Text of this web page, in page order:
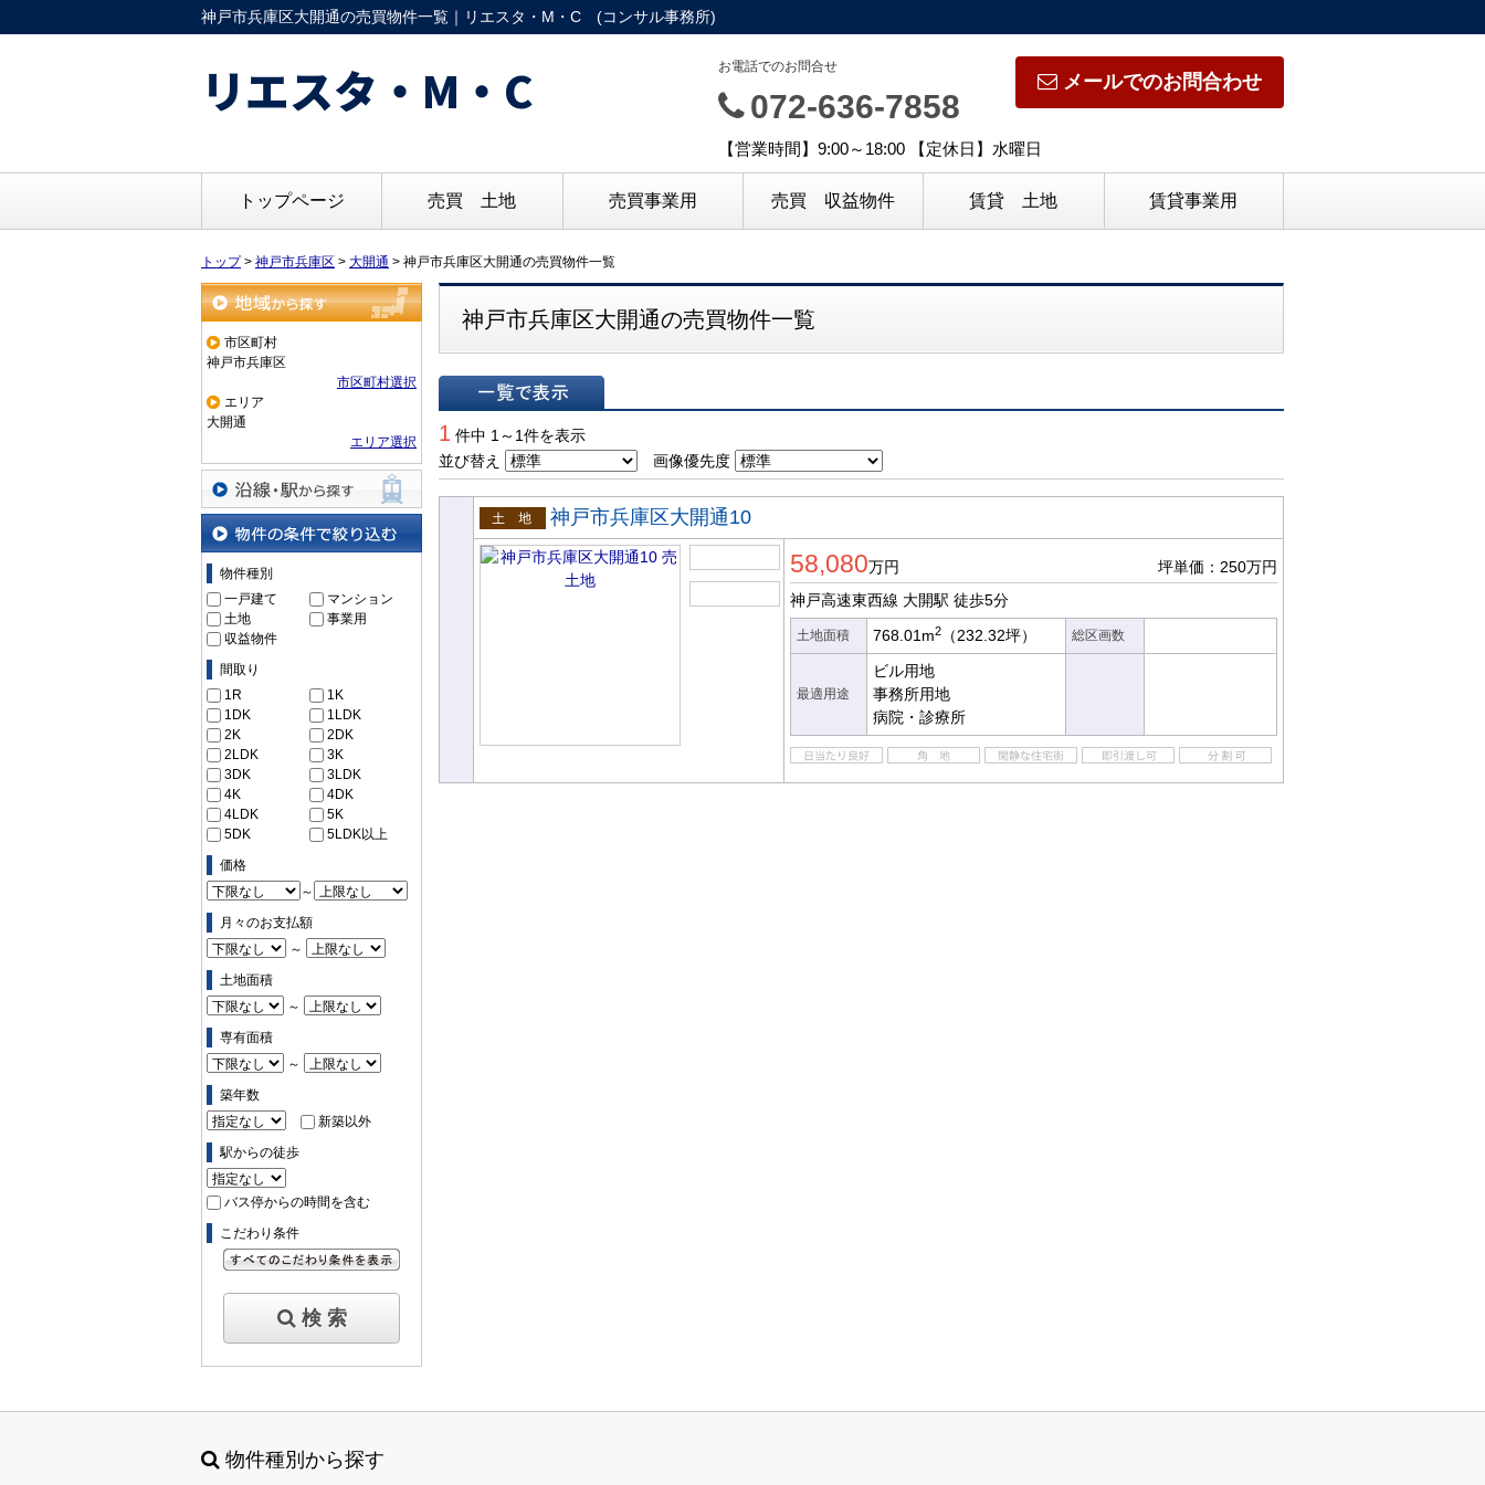
神戸市兵庫区大開通の売買物件一覧｜リエスタ・M・C (コンサル事務所)
リエスタ・M・C メールでのお問合わせ
お電話でのお問合せ
072-636-7858
【営業時間】9:00～18:00 【定休日】水曜日
トップページ 売買 土地 売買事業用 売買 収益物件 賃貸 土地 賃貸事業用
トップ> 神戸市兵庫区 > 大開通 > 神戸市兵庫区大開通の売買物件一覧
地域から探す
市区町村
神戸市兵庫区
市区町村選択
エリア
大開通
エリア選択
沿線・駅から探す
物件の条件で絞り込む
物件種別
一戸建て
マンション
土地
事業用
収益物件
間取り
1R
1K
1DK
1LDK
2K
2DK
2LDK
3K
3DK
3LDK
4K
4DK
4LDK
5K
5DK
5LDK以上
価格
～
月々のお支払額
～
土地面積
～
専有面積
～
築年数
新築以外
駅からの徒歩
バス停からの時間を含む
こだわり条件
検 索
神戸市兵庫区大開通の売買物件一覧
1 件中 1～1件を表示
並び替え
画像優先度
売土地
神戸市兵庫区大開通10
58,080万円
坪単価：250万円
神戸高速東西線 大開駅 徒歩5分
土地面積 768.01m2 （232.32坪） 総区画数
最適用途
ビル用地
事務所用地
病院・診療所
物件種別から探す